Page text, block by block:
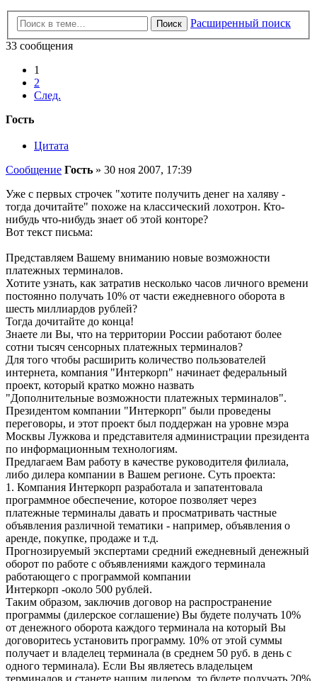
Поиск
Расширенный поиск
33 сообщения
1
2
След.
Гость
Цитата
Сообщение Гость » 30 ноя 2007, 17:39
Уже с первых строчек "хотите получить денег на халяву -
тогда дочитайте" похоже на классический лохотрон. Кто-
нибудь что-нибудь знает об этой конторе?
Вот текст письма:
Представляем Вашему вниманию новые возможности
платежных терминалов.
Хотите узнать, как затратив несколько часов личного времени
постоянно получать 10% от части ежедневного оборота в
шесть миллиардов рублей?
Тогда дочитайте до конца!
Знаете ли Вы, что на территории России работают более
сотни тысяч сенсорных платежных терминалов?
Для того чтобы расширить количество пользователей
интернета, компания "Интеркорп" начинает федеральный
проект, который кратко можно назвать
"Дополнительные возможности платежных терминалов".
Президентом компании "Интеркорп" были проведены
переговоры, и этот проект был поддержан на уровне мэра
Москвы Лужкова и представителя администрации президента
по информационным технологиям.
Предлагаем Вам работу в качестве руководителя филиала,
либо дилера компании в Вашем регионе. Суть проекта:
1. Компания Интеркорп разработала и запатентовала
программное обеспечение, которое позволяет через
платежные терминалы давать и просматривать частные
объявления различной тематики - например, объявления о
аренде, покупке, продаже и т.д.
Прогнозируемый экспертами средний ежедневный денежный
оборот по работе с объявлениями каждого терминала
работающего с программой компании
Интеркорп -около 500 рублей.
Таким образом, заключив договор на распространение
программы (дилерское соглашение) Вы будете получать 10%
от денежного оборота каждого терминала на который Вы
договоритесь установить программу. 10% от этой суммы
получает и владелец терминала (в среднем 50 руб. в день с
одного терминала). Если Вы являетесь владельцем
терминалов и станете нашим дилером, то будете получать 20%